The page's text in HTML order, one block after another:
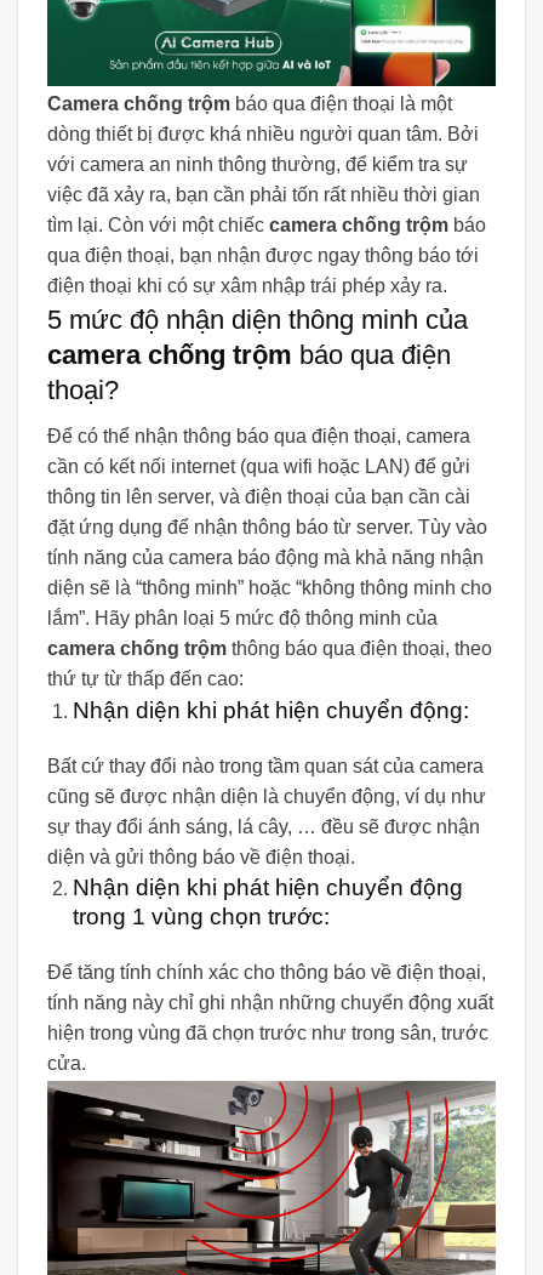
Camera chống trộm báo qua điện thoại là một
dòng thiết bị được khá nhiều người quan tâm. Bởi
với camera an ninh thông thường, để kiểm tra sự
việc đã xảy ra, bạn cần phải tốn rất nhiều thời gian
tìm lại. Còn với một chiếc camera chống trộm báo
qua điện thoại, bạn nhận được ngay thông báo tới
điện thoại khi có sự xâm nhập trái phép xảy ra.
5 mức độ nhận diện thông minh của
camera chống trộm báo qua điện
thoại?
Để có thể nhận thông báo qua điện thoại, camera
cần có kết nối internet (qua wifi hoặc LAN) để gửi
thông tin lên server, và điện thoại của bạn cần cài
đặt ứng dụng để nhận thông báo từ server. Tùy vào
tính năng của camera báo động mà khả năng nhận
diện sẽ là “thông minh” hoặc “không thông minh cho
lắm”. Hãy phân loại 5 mức độ thông minh của
camera chống trộm thông báo qua điện thoại, theo
thứ tự từ thấp đến cao:
Nhận diện khi phát hiện chuyển động:
Bất cứ thay đổi nào trong tầm quan sát của camera
cũng sẽ được nhận diện là chuyển động, ví dụ như
sự thay đổi ánh sáng, lá cây, … đều sẽ được nhận
diện và gửi thông báo về điện thoại.
Nhận diện khi phát hiện chuyển động
trong 1 vùng chọn trước:
Để tăng tính chính xác cho thông báo về điện thoại,
tính năng này chỉ ghi nhận những chuyển động xuất
hiện trong vùng đã chọn trước như trong sân, trước
cửa.